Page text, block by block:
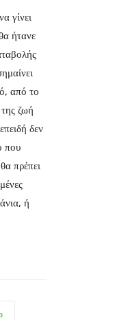
γίνει
ήτανε
από το
ζωή
δεν
που
πρέπει
ή